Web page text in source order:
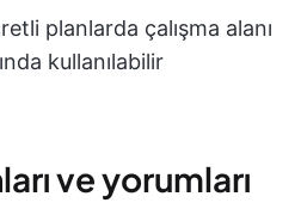
planlarda çalışma alanı
kullanılabilir
ve yorumları